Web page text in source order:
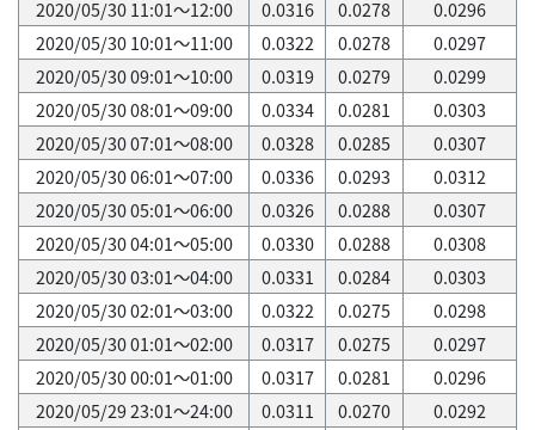
2020/05/30 11:01～12:00
0.0316 0.0278
0.0296
2020/05/30 10:01～11:00
0.0322 0.0278
0.0297
2020/05/30 09:01～10:00
0.0319 0.0279
0.0299
2020/05/30 08:01～09:00
0.0334 0.0281
0.0303
2020/05/30 07:01～08:00
0.0328 0.0285
0.0307
2020/05/30 06:01～07:00
0.0336 0.0293
0.0312
2020/05/30 05:01～06:00
0.0326 0.0288
0.0307
2020/05/30 04:01～05:00
0.0330 0.0288
0.0308
2020/05/30 03:01～04:00
0.0331 0.0284
0.0303
2020/05/30 02:01～03:00
0.0322 0.0275
0.0298
2020/05/30 01:01～02:00
0.0317 0.0275
0.0297
2020/05/30 00:01～01:00
0.0317 0.0281
0.0296
2020/05/29 23:01～24:00
0.0311 0.0270
0.0292